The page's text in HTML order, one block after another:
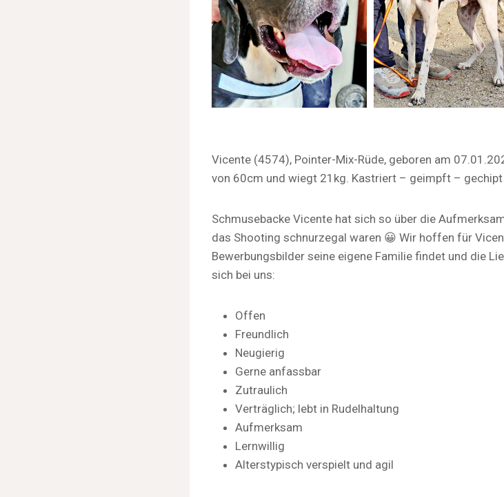
Vicente (4574), Pointer-Mix-Rüde, geboren am
von 60cm und wiegt 21kg. Kastriert – geimpft –
Schmusebacke Vicente hat sich so über die
das Shooting schnurzegal waren 😀 Wir hoffen für
Bewerbungsbilder seine eigene Familie findet und die
sich bei uns:
Offen
Freundlich
Neugierig
Gerne anfassbar
Zutraulich
Verträglich; lebt in Rudelhaltung
Aufmerksam
Lernwillig
Alterstypisch verspielt und agil